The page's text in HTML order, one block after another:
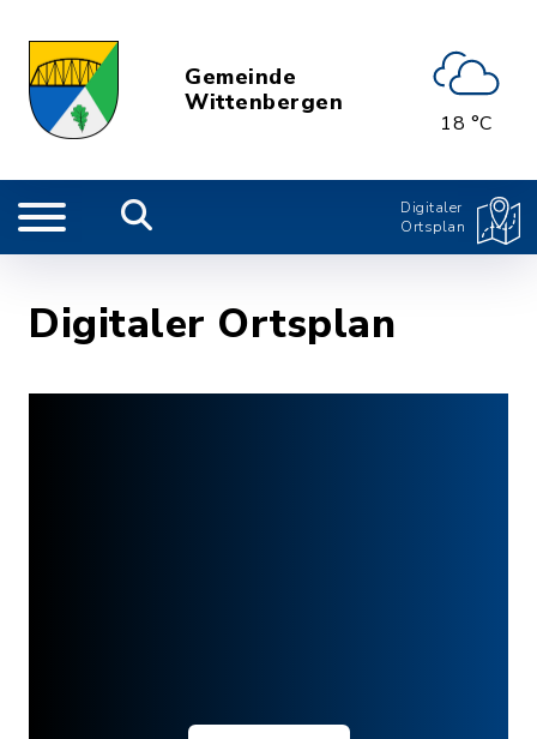
Gemeinde
Wittenbergen
18 °C
Digitaler
Ortsplan
Digitaler Ortsplan